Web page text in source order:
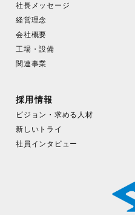
社長メッセージ
経営理念
会社概要
工場・設備
関連事業
採用情報
ビジョン・求める人材
新しいトライ
社員インタビュー